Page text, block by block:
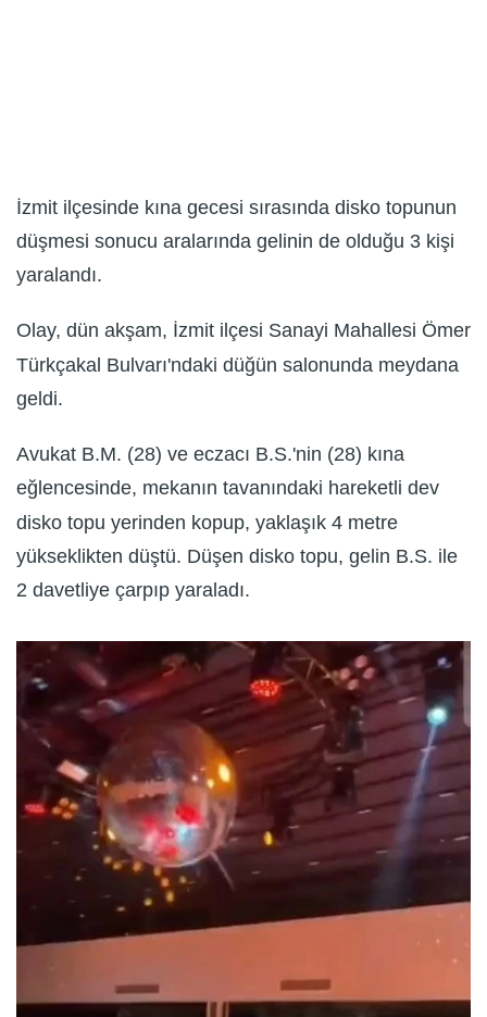
İzmit ilçesinde kına gecesi sırasında disko topunun
düşmesi sonucu aralarında gelinin de olduğu 3 kişi
yaralandı.
Olay, dün akşam, İzmit ilçesi Sanayi Mahallesi Ömer
Türkçakal Bulvarı'ndaki düğün salonunda meydana
geldi.
Avukat B.M. (28) ve eczacı B.S.'nin (28) kına
eğlencesinde, mekanın tavanındaki hareketli dev
disko topu yerinden kopup, yaklaşık 4 metre
yükseklikten düştü. Düşen disko topu, gelin B.S. ile
2 davetliye çarpıp yaraladı.